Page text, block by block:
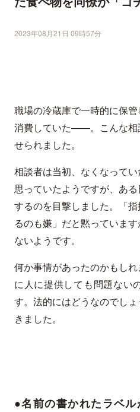
2023年08月21日 09時57分
職場の冷蔵庫で一時的に保
消費していた——。こんな相
せられました。
相談者は当初、なくなって
思っていたようですが、あ
するのを目撃しました。「
るのも嫌」だと黙っていま
ないようです。
何か事情があったのかもし
に人に提供しても問題ない
す。法的にはどうなのでし
きました。
●名前の書かれたラベ